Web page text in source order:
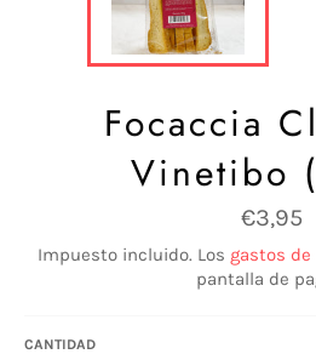
Focaccia
Vinetibo
Precio
habitual
€3,95
Impuesto incluido. Los gastos de
pantalla de
CANTIDAD